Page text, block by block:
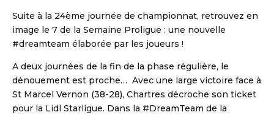
Suite à la 24ème journée de championnat, retrouvez en
image le 7 de la Semaine Proligue : une nouvelle
#dreamteam élaborée par les joueurs !
A deux journées de la fin de la phase régulière, le
dénouement est proche… Avec une large victoire face à
St Marcel Vernon (38-28), Chartres décroche son ticket
pour la Lidl Starligue. Dans la #DreamTeam de la